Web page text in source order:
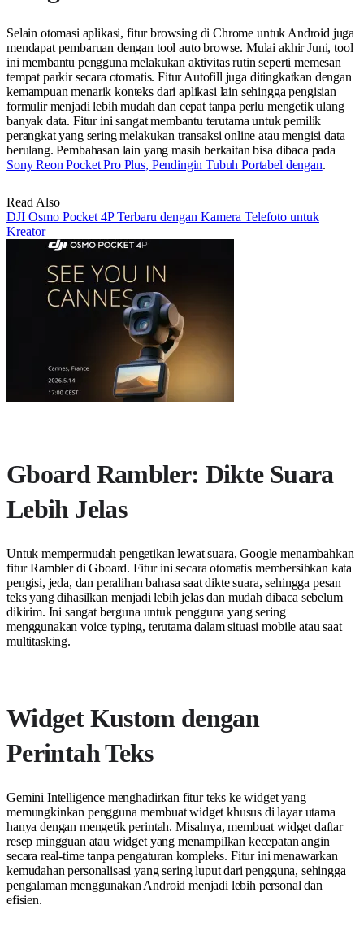
Selain otomasi aplikasi, fitur browsing di Chrome untuk Android juga
mendapat pembaruan dengan tool auto browse. Mulai akhir Juni, tool
ini membantu pengguna melakukan aktivitas rutin seperti memesan
tempat parkir secara otomatis. Fitur Autofill juga ditingkatkan dengan
kemampuan menarik konteks dari aplikasi lain sehingga pengisian
formulir menjadi lebih mudah dan cepat tanpa perlu mengetik ulang
banyak data. Fitur ini sangat membantu terutama untuk pemilik
perangkat yang sering melakukan transaksi online atau mengisi data
berulang. Pembahasan lain yang masih berkaitan bisa dibaca pada
Sony Reon Pocket Pro Plus, Pendingin Tubuh Portabel dengan.
Read Also
DJI Osmo Pocket 4P Terbaru dengan Kamera Telefoto untuk
Kreator
Gboard Rambler: Dikte Suara
Lebih Jelas
Untuk mempermudah pengetikan lewat suara, Google menambahkan
fitur Rambler di Gboard. Fitur ini secara otomatis membersihkan kata
pengisi, jeda, dan peralihan bahasa saat dikte suara, sehingga pesan
teks yang dihasilkan menjadi lebih jelas dan mudah dibaca sebelum
dikirim. Ini sangat berguna untuk pengguna yang sering
menggunakan voice typing, terutama dalam situasi mobile atau saat
multitasking.
Widget Kustom dengan
Perintah Teks
Gemini Intelligence menghadirkan fitur teks ke widget yang
memungkinkan pengguna membuat widget khusus di layar utama
hanya dengan mengetik perintah. Misalnya, membuat widget daftar
resep mingguan atau widget yang menampilkan kecepatan angin
secara real-time tanpa pengaturan kompleks. Fitur ini menawarkan
kemudahan personalisasi yang sering luput dari pengguna, sehingga
pengalaman menggunakan Android menjadi lebih personal dan
efisien.